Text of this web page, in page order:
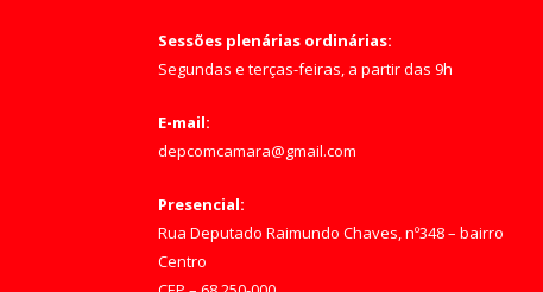
Sessões plenárias ordinárias:
Segundas e terças-feiras, a partir das 9h
E-mail:
depcomcamara@gmail.com
Presencial:
Rua Deputado Raimundo Chaves, nº348 – bairro
Centro